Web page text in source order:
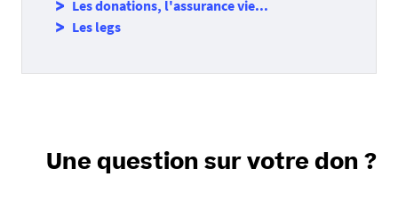
Les donations, l'assurance vie...
Les legs
Une question sur votre don ?